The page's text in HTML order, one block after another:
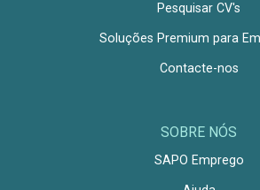
Pesquisar CV's
Soluções Premium para
Contacte-nos
SOBRE NÓS
SAPO Emprego